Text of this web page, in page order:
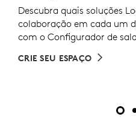
Descubra quais soluções
colaboração em cada um
com o Configurador de
CRIE SEU ESPAÇO